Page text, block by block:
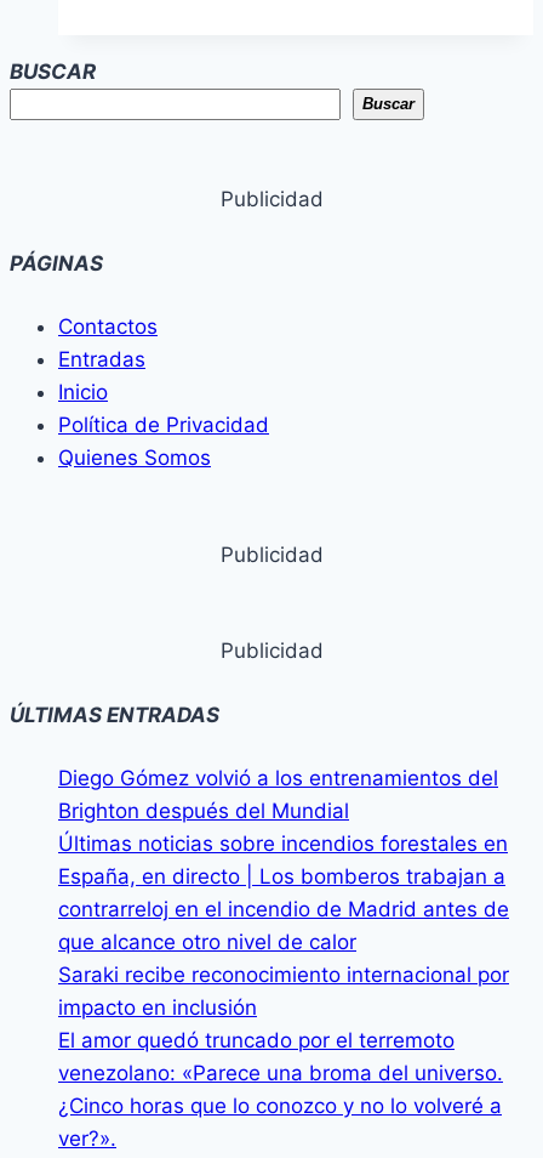
de
Elvio
BUSCAR
Buscar
Publicidad
PÁGINAS
Contactos
Entradas
Inicio
Política de Privacidad
Quienes Somos
Publicidad
Publicidad
ÚLTIMAS ENTRADAS
Diego Gómez volvió a los entrenamientos del
Brighton después del Mundial
Últimas noticias sobre incendios forestales en
España, en directo | Los bomberos trabajan a
contrarreloj en el incendio de Madrid antes de
que alcance otro nivel de calor
Saraki recibe reconocimiento internacional por
impacto en inclusión
El amor quedó truncado por el terremoto
venezolano: «Parece una broma del universo.
¿Cinco horas que lo conozco y no lo volveré a
ver?».